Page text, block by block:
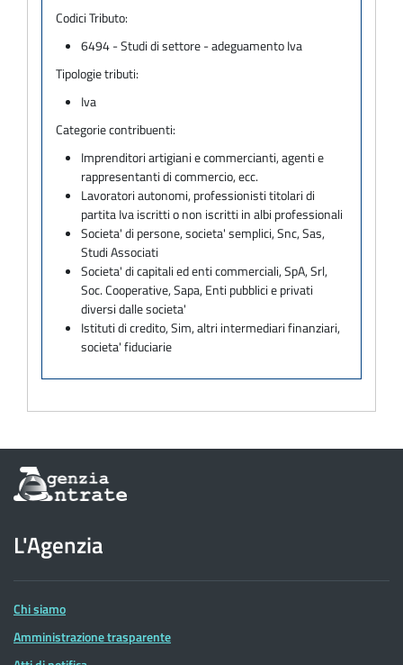
Codici Tributo:
6494 - Studi di settore - adeguamento Iva
Tipologie tributi:
Iva
Categorie contribuenti:
Imprenditori artigiani e commercianti, agenti e
rappresentanti di commercio, ecc.
Lavoratori autonomi, professionisti titolari di
partita Iva iscritti o non iscritti in albi professionali
Societa' di persone, societa' semplici, Snc, Sas,
Studi Associati
Societa' di capitali ed enti commerciali, SpA, Srl,
Soc. Cooperative, Sapa, Enti pubblici e privati
diversi dalle societa'
Istituti di credito, Sim, altri intermediari finanziari,
societa' fiduciarie
Informazioni
sul
dell'Agenzia
delle
Entrate
L'Agenzia
Chi siamo
Amministrazione trasparente